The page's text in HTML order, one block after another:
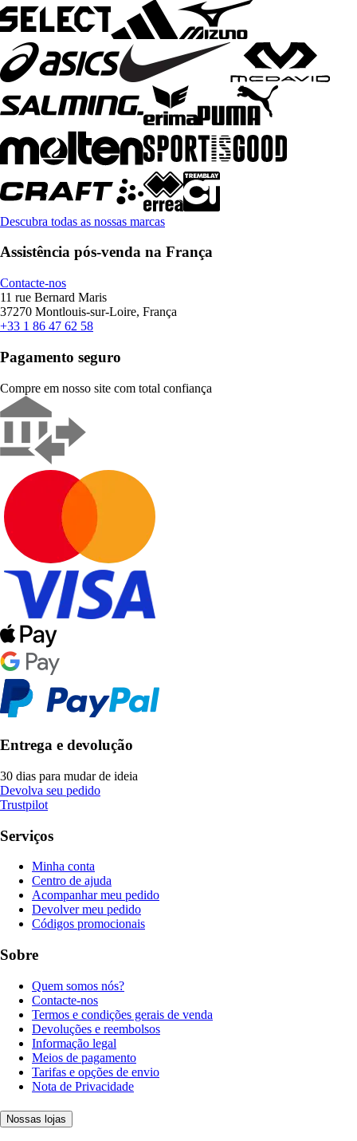
Descubra todas as nossas marcas
Assistência pós-venda na França
Contacte-nos
11 rue Bernard Maris
37270 Montlouis-sur-Loire, França
+33 1 86 47 62 58
Pagamento seguro
Compre em nosso site com total confiança
Entrega e devolução
30 dias para mudar de ideia
Devolva seu pedido
Trustpilot
Serviços
Minha conta
Centro de ajuda
Acompanhar meu pedido
Devolver meu pedido
Códigos promocionais
Sobre
Quem somos nós?
Contacte-nos
Termos e condições gerais de venda
Devoluções e reembolsos
Informação legal
Meios de pagamento
Tarifas e opções de envio
Nota de Privacidade
Nossas lojas